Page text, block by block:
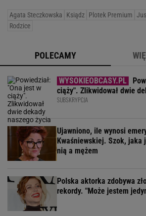
Agata Steczkowska Ksiądz Plotek Premium
Rodzice
POLECAMY
ciąży". Zlikwidował dwie
SUBSKRYPCJA
Ujawniono, ile wynosi
Kwaśniewskiej. Szok, jaka
nią a mężem
Polska aktorka zdobywa
rekordy. "Może jestem